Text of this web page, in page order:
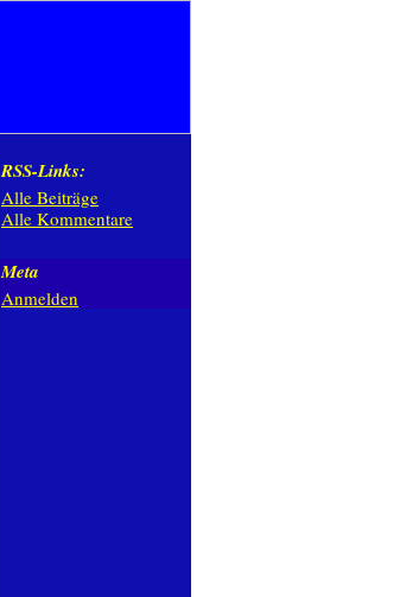
RSS-Links:
Alle Beiträge
Alle Kommentare
Meta
Anmelden